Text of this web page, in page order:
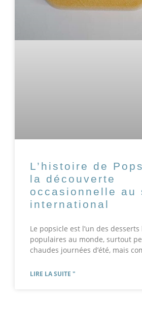
L’histoire de
la découverte
occasionnelle au
international
Le popsicle est l’un des
populaires au monde, surtout
chaudes journées d’été, mais
LIRE LA SUITE "